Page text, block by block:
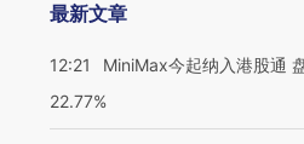
最新文章
12:21
MiniMax今起纳入港股通
22.77%